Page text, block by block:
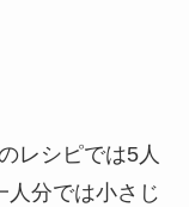
レシピでは5人
人分では小さじ